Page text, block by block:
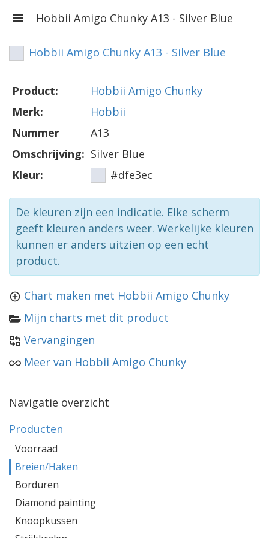
Hobbii Amigo Chunky A13 - Silver Blue
Hobbii Amigo Chunky A13 - Silver Blue
Product:
Hobbii Amigo Chunky
Merk:
Hobbii
Nummer
A13
Omschrijving: Silver Blue
Kleur:
#dfe3ec
De kleuren zijn een indicatie. Elke scherm
geeft kleuren anders weer. Werkelijke kleuren
kunnen er anders uitzien op een echt
product.
Chart maken met Hobbii Amigo Chunky
Mijn charts met dit product
Vervangingen
Meer van Hobbii Amigo Chunky
Navigatie overzicht
Producten
Voorraad
Breien/Haken
Borduren
Diamond painting
Knoopkussen